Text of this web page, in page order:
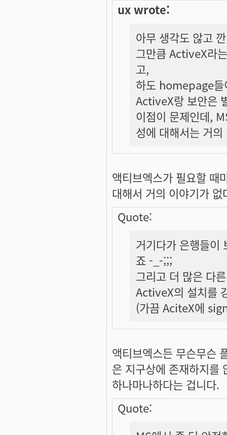
ux wrote:
아무 생각도 않고
그만큼 ActiveX라
고,
하도 homepage들
ActiveX랑 보안은
이점이 문제인데,
성에 대해서는 거
액티브엑스가 필요할 때
대해서 거의 이야기가
Quote:
거기다가 은행들이
죠 -_-;;;
그리고 더 많은 다
ActiveX의 설치를
(가끔 AciteX에
액티브엑스든 무슨무슨
은 지구상에 존재하지를
하나마나하다는 겁니다.
Quote: